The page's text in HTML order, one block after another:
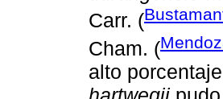
Carr. (
Cham. (
alto